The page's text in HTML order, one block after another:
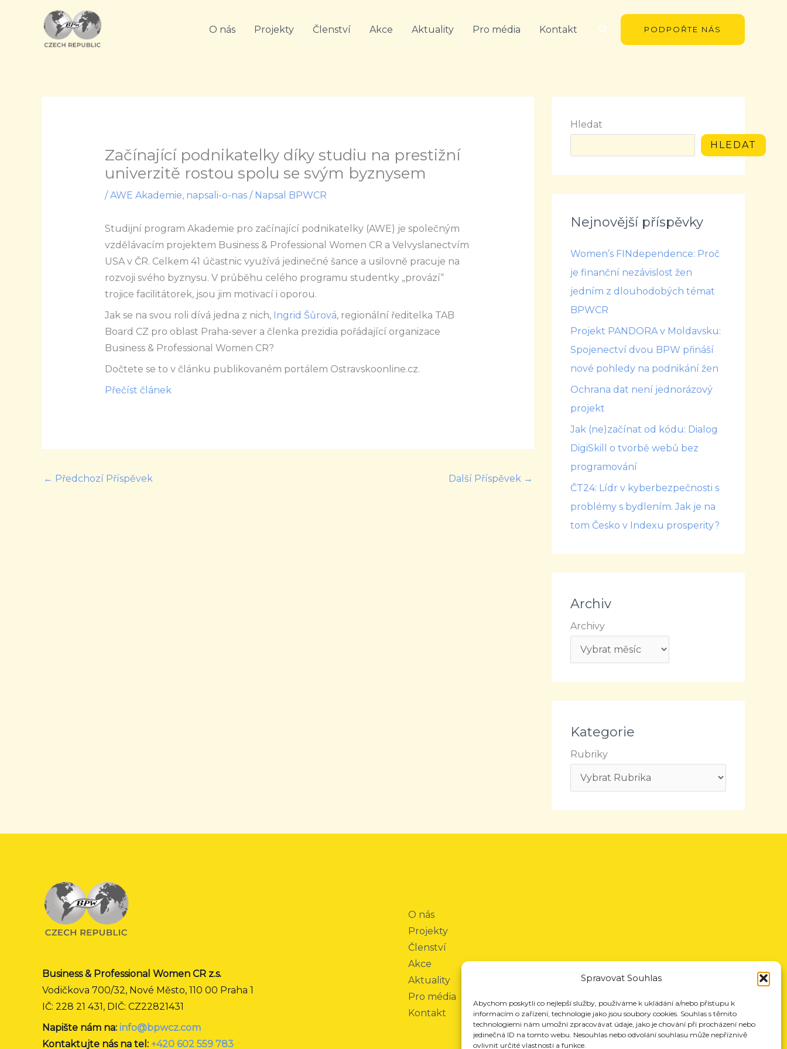
Spravovat Souhlas
Abychom poskytli co nejlepší služby, používáme k ukládání a/nebo přístupu k
informacím o zařízení, technologie jako jsou soubory cookies. Souhlas s těmito
technologiemi nám umožní zpracovávat údaje, jako je chování při procházení nebo
jedinečná ID na tomto webu. Nesouhlas nebo odvolání souhlasu může nepříznivě
ovlivnit určité vlastnosti a funkce.
O nás Projekty Členství Akce Aktuality Pro média Kontakt Hledat PODPOŘTE NÁS
Začínající podnikatelky díky studiu na prestižní
univerzitě rostou spolu se svým byznysem
/ AWE Akademie, napsali-o-nas/ Napsal BPWCR
Studijní program Akademie pro začínající podnikatelky (AWE) je společným
vzdělávacím projektem Business & Professional Women CR a Velvyslanectvím
USA v ČR. Celkem 41 účastnic využívá jedinečné šance a usilovně pracuje na
rozvoji svého byznysu. V průběhu celého programu studentky „provází“
trojice facilitátorek, jsou jim motivací i oporou.
Jak se na svou roli dívá jedna z nich, Ingrid Šůrová, regionální ředitelka TAB
Board CZ pro oblast Praha-sever a členka prezidia pořádající organizace
Business & Professional Women CR?
Dočtete se to v článku publikovaném portálem Ostravskoonline.cz.
Přečíst článek
← Předchozí Příspěvek Další Příspěvek →
Hledat
HLEDAT
Nejnovější příspěvky
Women’s FINdependence: Proč
je finanční nezávislost žen
jedním z dlouhodobých témat
BPWCR
Projekt PANDORA v Moldavsku:
Spojenectví dvou BPW přináší
nové pohledy na podnikání žen
Ochrana dat není jednorázový
projekt
Jak (ne)začínat od kódu: Dialog
DigiSkill o tvorbě webů bez
programování
ČT24: Lídr v kyberbezpečnosti s
problémy s bydlením. Jak je na
tom Česko v Indexu prosperity?
Archiv
Archivy
Kategorie
Rubriky
Business & Professional Women CR z.s.
Vodičkova 700/32, Nové Město, 110 00 Praha 1
IČ: 228 21 431, DIČ: CZ22821431
Napište nám na: info@bpwcz.com
Kontaktujte nás na tel: +420 602 559 783
O nás
Projekty
Členství
Akce
Aktuality
Pro média
Kontakt